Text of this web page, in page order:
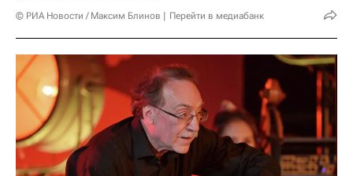
© РИА Новости / Максим Блинов Перейти в медиабанк